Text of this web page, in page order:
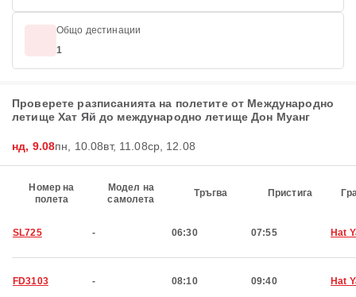
Общо дестинации
1
Проверете разписанията на полетите от Международно
летище Хат Яй до международно летище Дон Муанг
нд, 9.08пн, 10.08вт, 11.08ср, 12.08
Номер на
полета
Модел на
самолета
Тръгва Пристига
SL725 - 06:30 07:55 Hat
FD3103 - 08:10 09:40 Hat